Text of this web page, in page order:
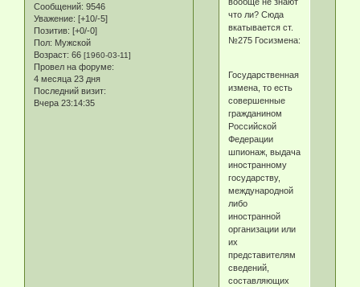
Сообщений: 9546
Уважение: [+10/-5]
Позитив: [+0/-0]
Пол: Мужской
Возраст: 66 [1960-03-11]
Провел на форуме:
4 месяца 23 дня
Последний визит:
Вчера 23:14:35
вообще не знают
что ли? Сюда
вкатывается ст.
№275 Госизмена:
Государственная
измена, то есть
совершенные
гражданином
Российской
Федерации
шпионаж, выдача
иностранному
государству,
международной
либо
иностранной
организации или
их
представителям
сведений,
составляющих